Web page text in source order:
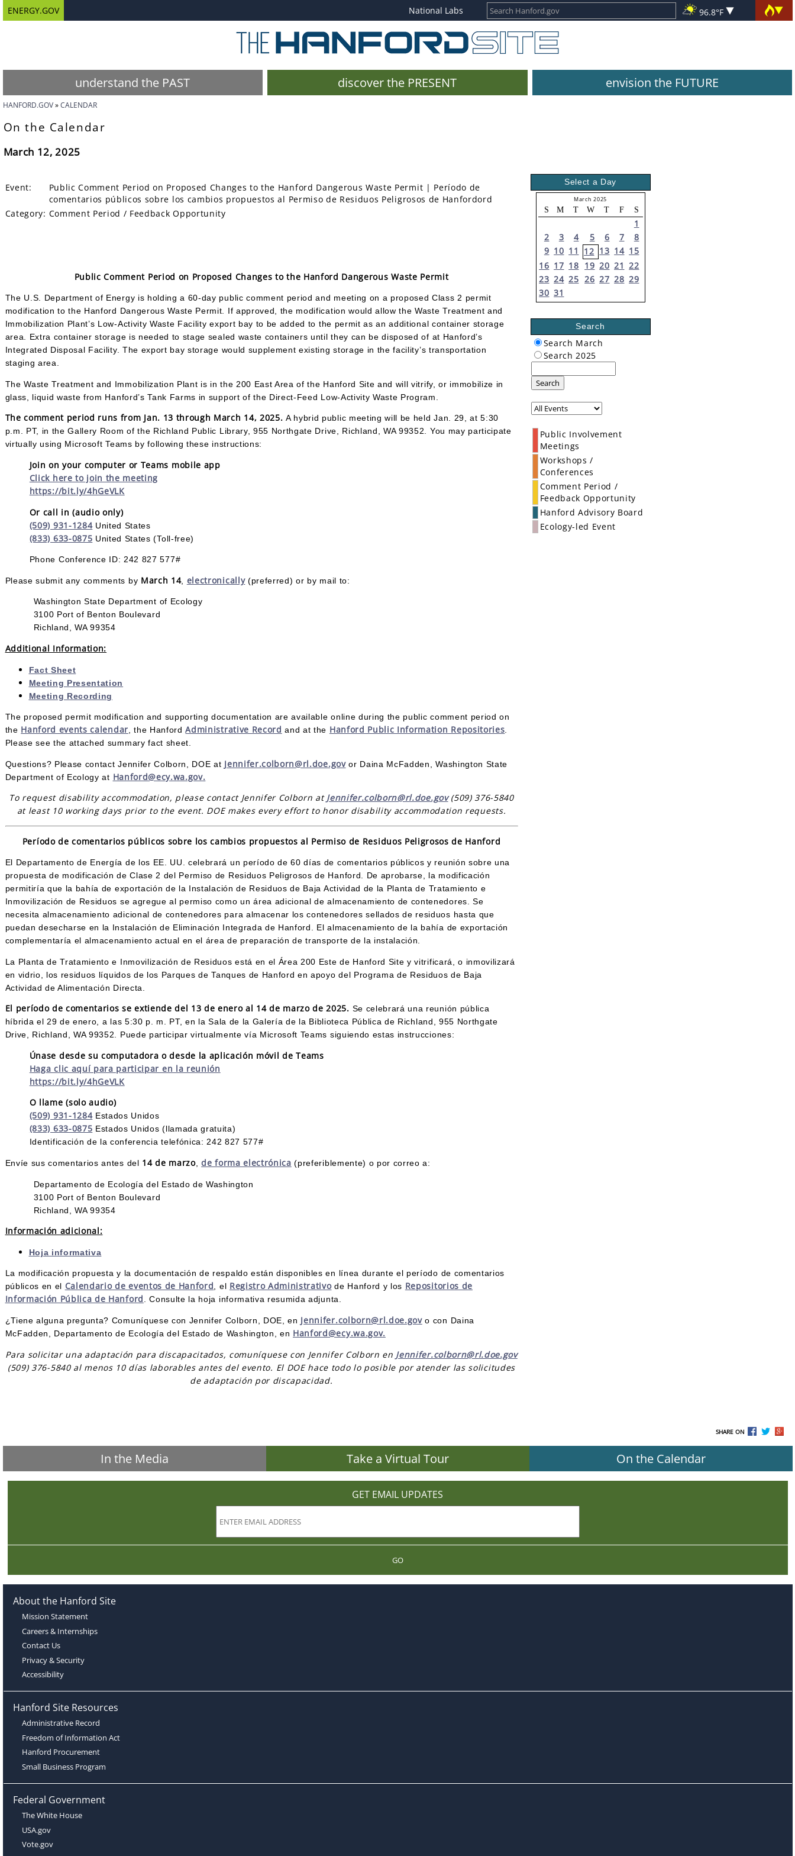
ENERGY.GOV National Labs 96.8°F
understand the PAST discover the PRESENT envision the FUTURE
HANFORD.GOV CALENDAR
On the Calendar
March 12, 2025
Event:
Public Comment Period on Proposed Changes to the Hanford Dangerous Waste Permit | Período de
comentarios públicos sobre los cambios propuestos al Permiso de Residuos Peligrosos de Hanfordord
Category: Comment Period / Feedback Opportunity
Public Comment Period on Proposed Changes to the Hanford Dangerous Waste Permit
The U.S. Department of Energy is holding a 60-day public comment period and meeting on a proposed Class 2 permit
modification to the Hanford Dangerous Waste Permit. If approved, the modification would allow the Waste Treatment and
Immobilization Plant’s Low-Activity Waste Facility export bay to be added to the permit as an additional container storage
area. Extra container storage is needed to stage sealed waste containers until they can be disposed of at Hanford’s
Integrated Disposal Facility. The export bay storage would supplement existing storage in the facility’s transportation
staging area.
The Waste Treatment and Immobilization Plant is in the 200 East Area of the Hanford Site and will vitrify, or immobilize in
glass, liquid waste from Hanford’s Tank Farms in support of the Direct-Feed Low-Activity Waste Program.
The comment period runs from Jan. 13 through March 14, 2025. A hybrid public meeting will be held Jan. 29, at 5:30
p.m. PT, in the Gallery Room of the Richland Public Library, 955 Northgate Drive, Richland, WA 99352. You may participate
virtually using Microsoft Teams by following these instructions:
Join on your computer or Teams mobile app
Click here to join the meeting
https://bit.ly/4hGeVLK
Or call in (audio only)
(509) 931-1284United States
(833) 633-0875 United States (Toll-free)
Phone Conference ID: 242 827 577#
Please submit any comments by March 14, electronically(preferred) or by mail to:
Washington State Department of Ecology
3100 Port of Benton Boulevard
Richland, WA 99354
Additional Information:
Fact Sheet
Meeting Presentation
Meeting Recording
The proposed permit modification and supporting documentation are available online during the public comment period on
the Hanford events calendar , the HanfordAdministrative Record and at the Hanford Public Information Repositories
Please see the attached summary fact sheet.
Questions? Please contact Jennifer Colborn, DOE at Jennifer.colborn@rl.doe.govor Daina McFadden, Washington State
Department of Ecology at Hanford@ecy.wa.gov.
To request disability accommodation, please contact Jennifer Colborn at Jennifer.colborn@rl.doe.gov(509) 376-5840
at least 10 working days prior to the event. DOE makes every effort to honor disability accommodation requests.
Período de comentarios públicos sobre los cambios propuestos al Permiso de Residuos Peligrosos de Hanford
El Departamento de Energía de los EE. UU. celebrará un período de 60 días de comentarios públicos y reunión sobre una
propuesta de modificación de Clase 2 del Permiso de Residuos Peligrosos de Hanford. De aprobarse, la modificación
permitiría que la bahía de exportación de la Instalación de Residuos de Baja Actividad de la Planta de Tratamiento e
Inmovilización de Residuos se agregue al permiso como un área adicional de almacenamiento de contenedores. Se
necesita almacenamiento adicional de contenedores para almacenar los contenedores sellados de residuos hasta que
puedan desecharse en la Instalación de Eliminación Integrada de Hanford. El almacenamiento de la bahía de exportación
complementaría el almacenamiento actual en el área de preparación de transporte de la instalación.
La Planta de Tratamiento e Inmovilización de Residuos está en el Área 200 Este de Hanford Site y vitrificará, o inmovilizará
en vidrio, los residuos líquidos de los Parques de Tanques de Hanford en apoyo del Programa de Residuos de Baja
Actividad de Alimentación Directa.
El período de comentarios se extiende del 13 de enero al 14 de marzo de 2025. Se celebrará una reunión pública
híbrida el 29 de enero, a las 5:30 p. m. PT, en la Sala de la Galería de la Biblioteca Pública de Richland, 955 Northgate
Drive, Richland, WA 99352. Puede participar virtualmente vía Microsoft Teams siguiendo estas instrucciones:
Únase desde su computadora o desde la aplicación móvil de Teams
Haga clic aquí para participar en la reunión
https://bit.ly/4hGeVLK
O llame (solo audio)
(509) 931-1284Estados Unidos
(833) 633-0875 Estados Unidos (llamada gratuita)
Identificación de la conferencia telefónica: 242 827 577#
Envíe sus comentarios antes del 14 de marzo,de forma electrónica (preferiblemente) o por correo a:
Departamento de Ecología del Estado de Washington
3100 Port of Benton Boulevard
Richland, WA 99354
Información adicional:
Hoja informativa
La modificación propuesta y la documentación de respaldo están disponibles en línea durante el período de comentarios
públicos en el Calendario de eventos de Hanford, el Registro Administrativode Hanford y los Repositorios de
Información Pública de Hanford. Consulte la hoja informativa resumida adjunta.
¿Tiene alguna pregunta? Comuníquese con Jennifer Colborn, DOE, en Jennifer.colborn@rl.doe.govo con Daina
McFadden, Departamento de Ecología del Estado de Washington, en Hanford@ecy.wa.gov.
Para solicitar una adaptación para discapacitados, comuníquese con Jennifer Colborn en Jennifer.colborn@rl.doe.gov
(509) 376-5840 al menos 10 días laborables antes del evento. El DOE hace todo lo posible por atender las solicitudes
de adaptación por discapacidad.
Select a Day
March 2025
S M T W T F S
1
2
3 4 5 6 7
8
9 10 11 12 13 14 15
16 17 18 19 20 21 22
23 24 25 26 27 28 29
30 31
Search
Search March
Search 2025
Search
Public Involvement
Meetings
Workshops /
Conferences
Comment Period /
Feedback Opportunity
Hanford Advisory Board
Ecology-led Event
SHARE ON
In the Media Take a Virtual Tour On the Calendar
GET EMAIL UPDATES
GO
About the Hanford Site
Mission Statement
Careers & Internships
Contact Us
Privacy & Security
Accessibility
Hanford Site Resources
Administrative Record
Freedom of Information Act
Hanford Procurement
Small Business Program
Federal Government
The White House
USA.gov
Vote.gov